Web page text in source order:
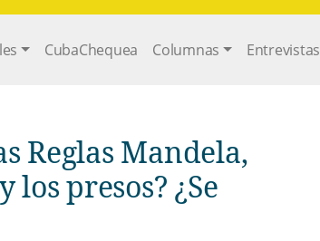
CubaChequea Columnas Entrevistas
Reglas Mandela,
los presos? ¿Se